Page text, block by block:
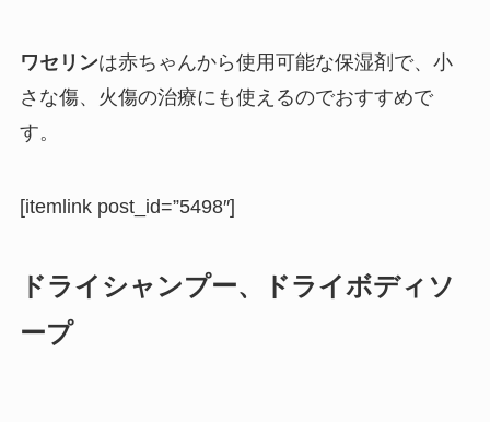
ワセリンは赤ちゃんから使用可能な保湿剤で、小
さな傷、火傷の治療にも使えるのでおすすめで
す。
[itemlink post_id=”5498″]
ドライシャンプー、ドライボディソ
ープ